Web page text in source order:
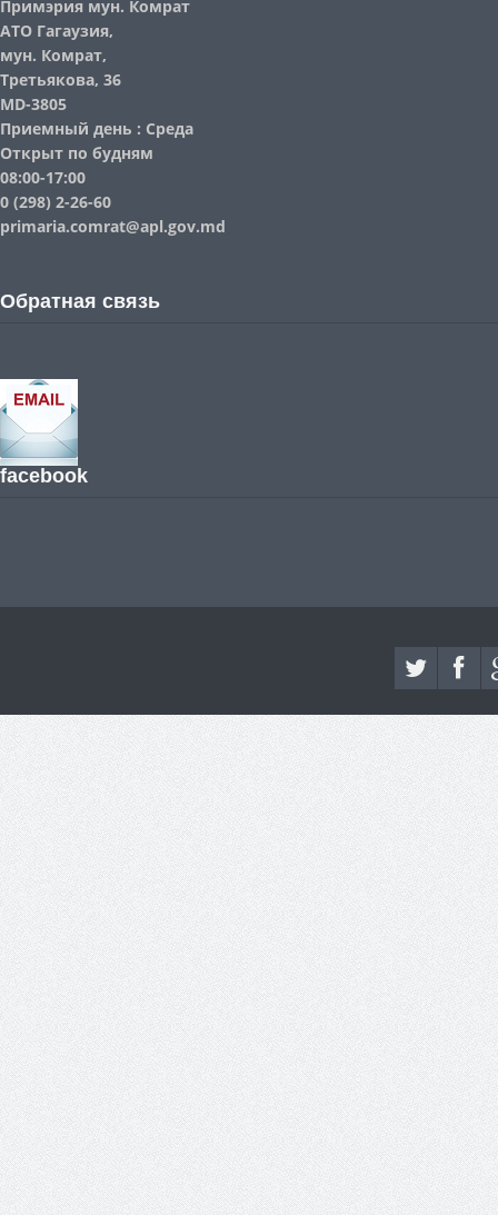
Примэрия мун. Комрат
АТО Гагаузия,
мун. Комрат,
Третьякова, 36
MD-3805
Приемный день : Среда
Открыт по будням
08:00-17:00
0 (298) 2-26-60
primaria.comrat@apl.gov.md
Обратная связь
facebook